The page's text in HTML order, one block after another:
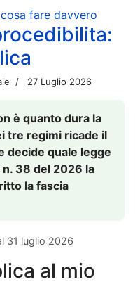
fare davvero
27 Luglio 2026
è quanto dura la
tre regimi ricade il
decide quale legge
n. 38 del 2026 la
la fascia
31 luglio 2026
al mio